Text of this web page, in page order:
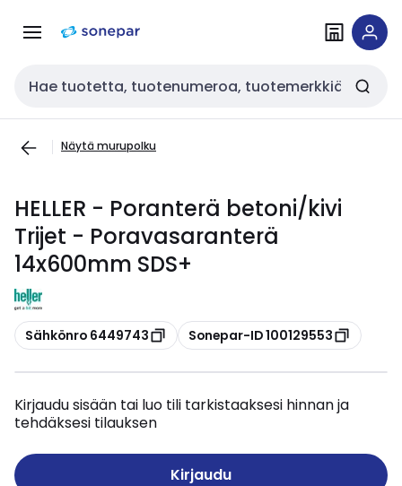
navigointiinsisältöön
Haku
Näytä murupolku
HELLER - Poranterä betoni/kivi
Trijet - Poravasaranterä
14x600mm SDS+
Kopioi
Sähkönro 6449743 Kopioi
Sonepar-ID 100129553
Kirjaudu sisään tai luo tili tarkistaaksesi hinnan ja
tehdäksesi tilauksen
Kirjaudu